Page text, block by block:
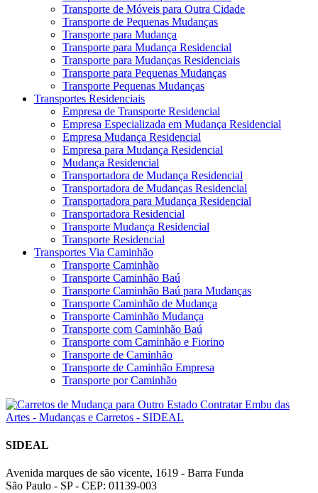
Transporte de Móveis para Outra Cidade
Transporte de Pequenas Mudanças
Transporte para Mudança
Transporte para Mudança Residencial
Transporte para Mudanças Residenciais
Transporte para Pequenas Mudanças
Transporte Pequenas Mudanças
Transportes Residenciais
Empresa de Transporte Residencial
Empresa Especializada em Mudança Residencial
Empresa Mudança Residencial
Empresa para Mudança Residencial
Mudança Residencial
Transportadora de Mudança Residencial
Transportadora de Mudanças Residencial
Transportadora para Mudança Residencial
Transportadora Residencial
Transporte Mudança Residencial
Transporte Residencial
Transportes Via Caminhão
Transporte Caminhão
Transporte Caminhão Baú
Transporte Caminhão Baú para Mudanças
Transporte Caminhão de Mudança
Transporte Caminhão Mudança
Transporte com Caminhão Baú
Transporte com Caminhão e Fiorino
Transporte de Caminhão
Transporte de Caminhão Empresa
Transporte por Caminhão
SIDEAL
Avenida marques de são vicente, 1619 - Barra Funda
São Paulo - SP - CEP: 01139-003